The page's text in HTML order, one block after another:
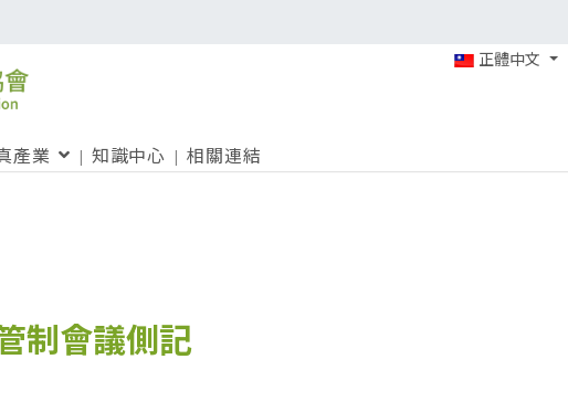
正體中文
產業 知識中心 相關連結
制會議側記